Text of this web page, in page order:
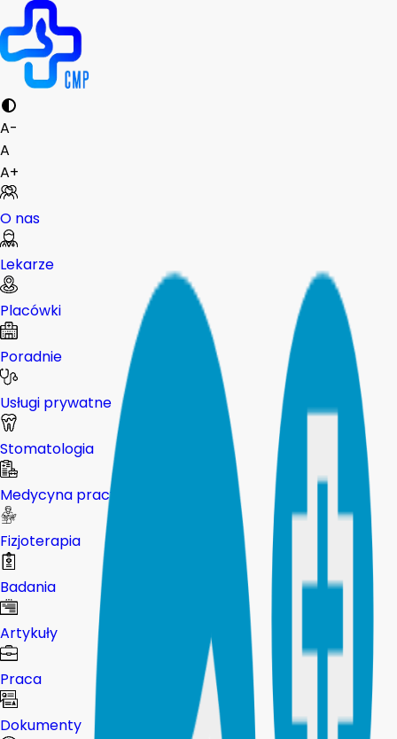
A-
A
A+
O nas
Lekarze
Placówki
Poradnie
Usługi prywatne
Stomatologia
Medycyna pracy
Fizjoterapia
Badania
Artykuły
Praca
Dokumenty